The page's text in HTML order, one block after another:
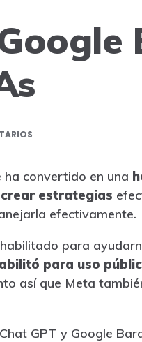
ha convertido en una
estrategias
efectivamente.
para
para uso
así que Meta
GPT y Google